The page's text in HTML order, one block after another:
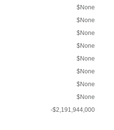
$None
$None
$None
$None
$None
$None
$None
$None
-$2,191,944,000